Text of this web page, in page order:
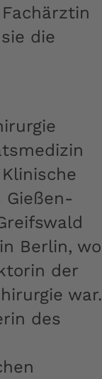
die
Berlin, wo
der
war.
des